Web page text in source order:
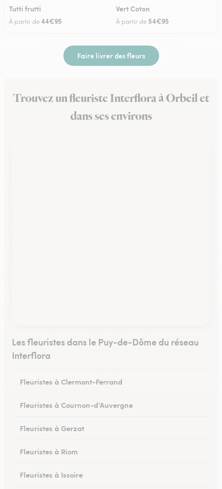
Tutti frutti
À partir de44€95
Vert Coton
À partir de 54€95
Faire livrer des fleurs
Trouvez un fleuriste Interflora à Orbeil et
dans ses environs
Les fleuristes dans le Puy-de-Dôme du réseau
Interflora
Fleuristes à Clermont-Ferrand
Fleuristes à Cournon-d’Auvergne
Fleuristes à Gerzat
Fleuristes à Riom
Fleuristes à Issoire